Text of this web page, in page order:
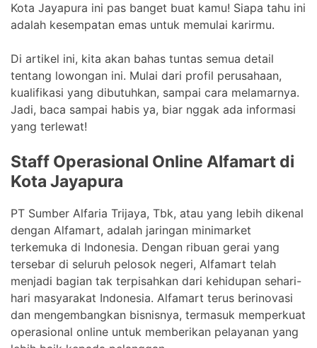
Kota Jayapura ini pas banget buat kamu! Siapa tahu ini
adalah kesempatan emas untuk memulai karirmu.
Di artikel ini, kita akan bahas tuntas semua detail
tentang lowongan ini. Mulai dari profil perusahaan,
kualifikasi yang dibutuhkan, sampai cara melamarnya.
Jadi, baca sampai habis ya, biar nggak ada informasi
yang terlewat!
Staff Operasional Online Alfamart di
Kota Jayapura
PT Sumber Alfaria Trijaya, Tbk, atau yang lebih dikenal
dengan Alfamart, adalah jaringan minimarket
terkemuka di Indonesia. Dengan ribuan gerai yang
tersebar di seluruh pelosok negeri, Alfamart telah
menjadi bagian tak terpisahkan dari kehidupan sehari-
hari masyarakat Indonesia. Alfamart terus berinovasi
dan mengembangkan bisnisnya, termasuk memperkuat
operasional online untuk memberikan pelayanan yang